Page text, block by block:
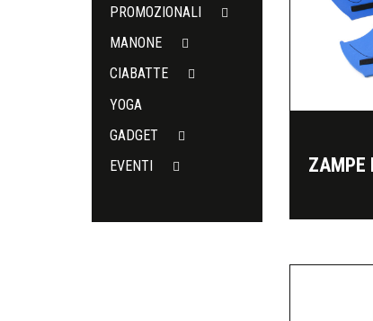
PROMOZIONALI
MANONE
CIABATTE
YOGA
GADGET
EVENTI
ZAMPE